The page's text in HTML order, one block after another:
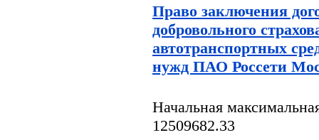
Право заключения
добровольного
автотранспортных
нужд ПАО Россети
Начальная
12509682.33